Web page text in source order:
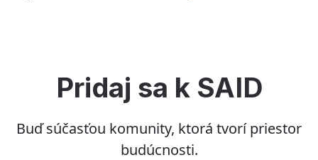
keď
chce
svoje
Pridaj sa k SAID
Buď súčasťou komunity, ktorá tvorí priestor
budúcnosti.